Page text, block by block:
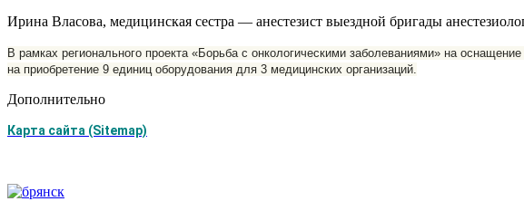
Ирина Власова, медицинская сестра — анестезист выездной бригады
В рамках регионального проекта «Борьба с онкологическими заболеваниями» на
на приобретение 9 единиц оборудования для 3 медицинских организаций.
Дополнительно
Карта сайта (Sitemap)